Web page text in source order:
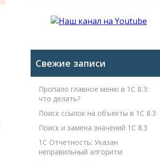
Свежие записи
Пропало главное меню в 1С 8.3:
что делать?
Поиск ссылок на объекты в 1С 8.3
Поиск и замена значений 1С 8.3
1С Отчетность: Указан
неправильный алгоритм